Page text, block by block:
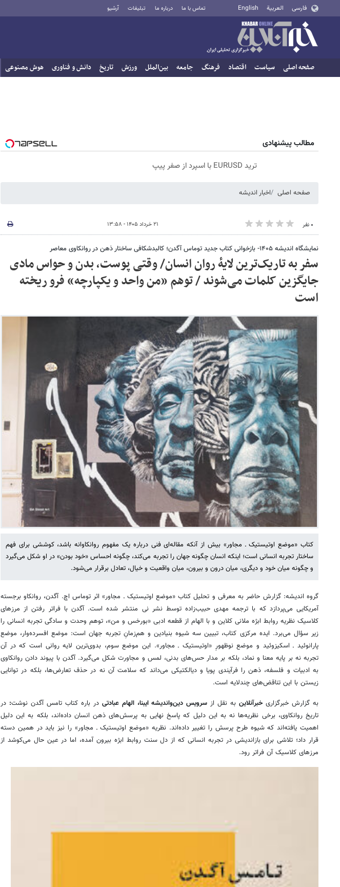
فارسی العربية English تماس با ما درباره ما تبلیغات آرشیو
صفحه اصلی سیاست اقتصاد فرهنگ جامعه بین‌الملل ورزش تاریخ دانش و فناوری هوش مصنوعی
مطالب پیشنهادی
ترید EURUSD با اسپرد از صفر پیپ
صفحه اصلی اخبار اندیشه
۰ نفر ۲۱ خرداد ۱۴۰۵ - ۱۳:۵۸
نمایشگاه اندیشه ۱۴۰۵- بازخوانی کتاب جدید توماس آگدن؛ کالبدشکافی ساختار ذهن در روانکاوی معاصر
سفر به تاریک‌ترین لایهٔ روان انسان/ وقتی پوست، بدن و حواس مادی
جایگزین کلمات می‌شوند / توهم «من واحد و یکپارچه» فرو ریخته
است
کتاب «موضع اوتیستیک ـ مجاور» بیش از آنکه مقاله‌ای فنی درباره یک مفهوم روانکاوانه باشد، کوششی برای فهم
ساختار تجربه انسانی است؛ اینکه انسان چگونه جهان را تجربه می‌کند، چگونه احساس «خود بودن» در او شکل می‌گیرد
و چگونه میان خود و دیگری، میان درون و بیرون، میان واقعیت و خیال، تعادل برقرار می‌شود.
گروه اندیشه: گزارش حاضر به معرفی و تحلیل کتاب «موضع اوتیستیک ـ مجاور» اثر توماس اچ. آگدن، روانکاو برجسته
آمریکایی می‌پردازد که با ترجمه مهدی حبیب‌زاده توسط نشر نی منتشر شده است. آگدن با فراتر رفتن از مرزهای
کلاسیک نظریه روابط ابژه ملانی کلاین و با الهام از قطعه ادبی «بورخس و من»، توهم وحدت و سادگی تجربه انسانی را
زیر سؤال می‌برد. ایده مرکزی کتاب، تبیین سه شیوه بنیادین و هم‌زمانِ تجربه جهان است: موضع افسرده‌وار، موضع
پارانوئید ـ اسکیزوئید و موضع نوظهورِ «اوتیستیک ـ مجاور». این موضع سوم، بدوی‌ترین لایه روانی است که در آن
تجربه نه بر پایه معنا و نماد، بلکه بر مدار حس‌های بدنی، لمس و مجاورت شکل می‌گیرد. آگدن با پیوند دادن روانکاوی
به ادبیات و فلسفه، ذهن را فرآیندی پویا و دیالکتیکی می‌داند که سلامت آن نه در حذف تعارض‌ها، بلکه در توانایی
زیستن با این تناقض‌های چندلایه است.
به گزارش خبرگزاریخبرآنلاینبه نقل از سرویس دین‌واندیشه ایبنا، الهام عبادتی در باره کتاب تامس آگدن نوشت: در
تاریخ روانکاوی، برخی نظریه‌ها نه به این دلیل که پاسخ نهایی به پرسش‌های ذهن انسان داده‌اند، بلکه به این دلیل
اهمیت یافته‌اند که شیوه طرح پرسش را تغییر داده‌اند. نظریه «موضع اوتیستیک ـ مجاور» را نیز باید در همین دسته
قرار داد؛ تلاشی برای بازاندیشی در تجربه انسانی که از دل سنت روابط ابژه بیرون آمده، اما در عین حال می‌کوشد از
مرزهای کلاسیک آن فراتر رود.